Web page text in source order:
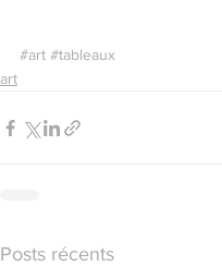
#art #tableaux
art
Posts récents